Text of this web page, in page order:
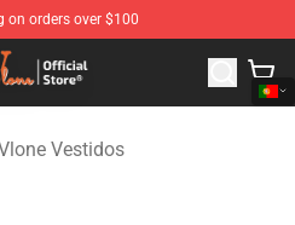
on orders over $100
Merchandise Store
Vestidos